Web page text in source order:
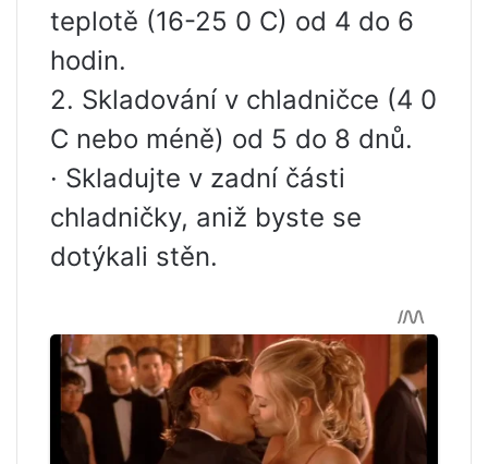
teplotě (16-25 0 C) od 4 do 6
hodin.
2. Skladování v chladničce (4 0
C nebo méně) od 5 do 8 dnů.
· Skladujte v zadní části
chladničky, aniž byste se
dotýkali stěn.